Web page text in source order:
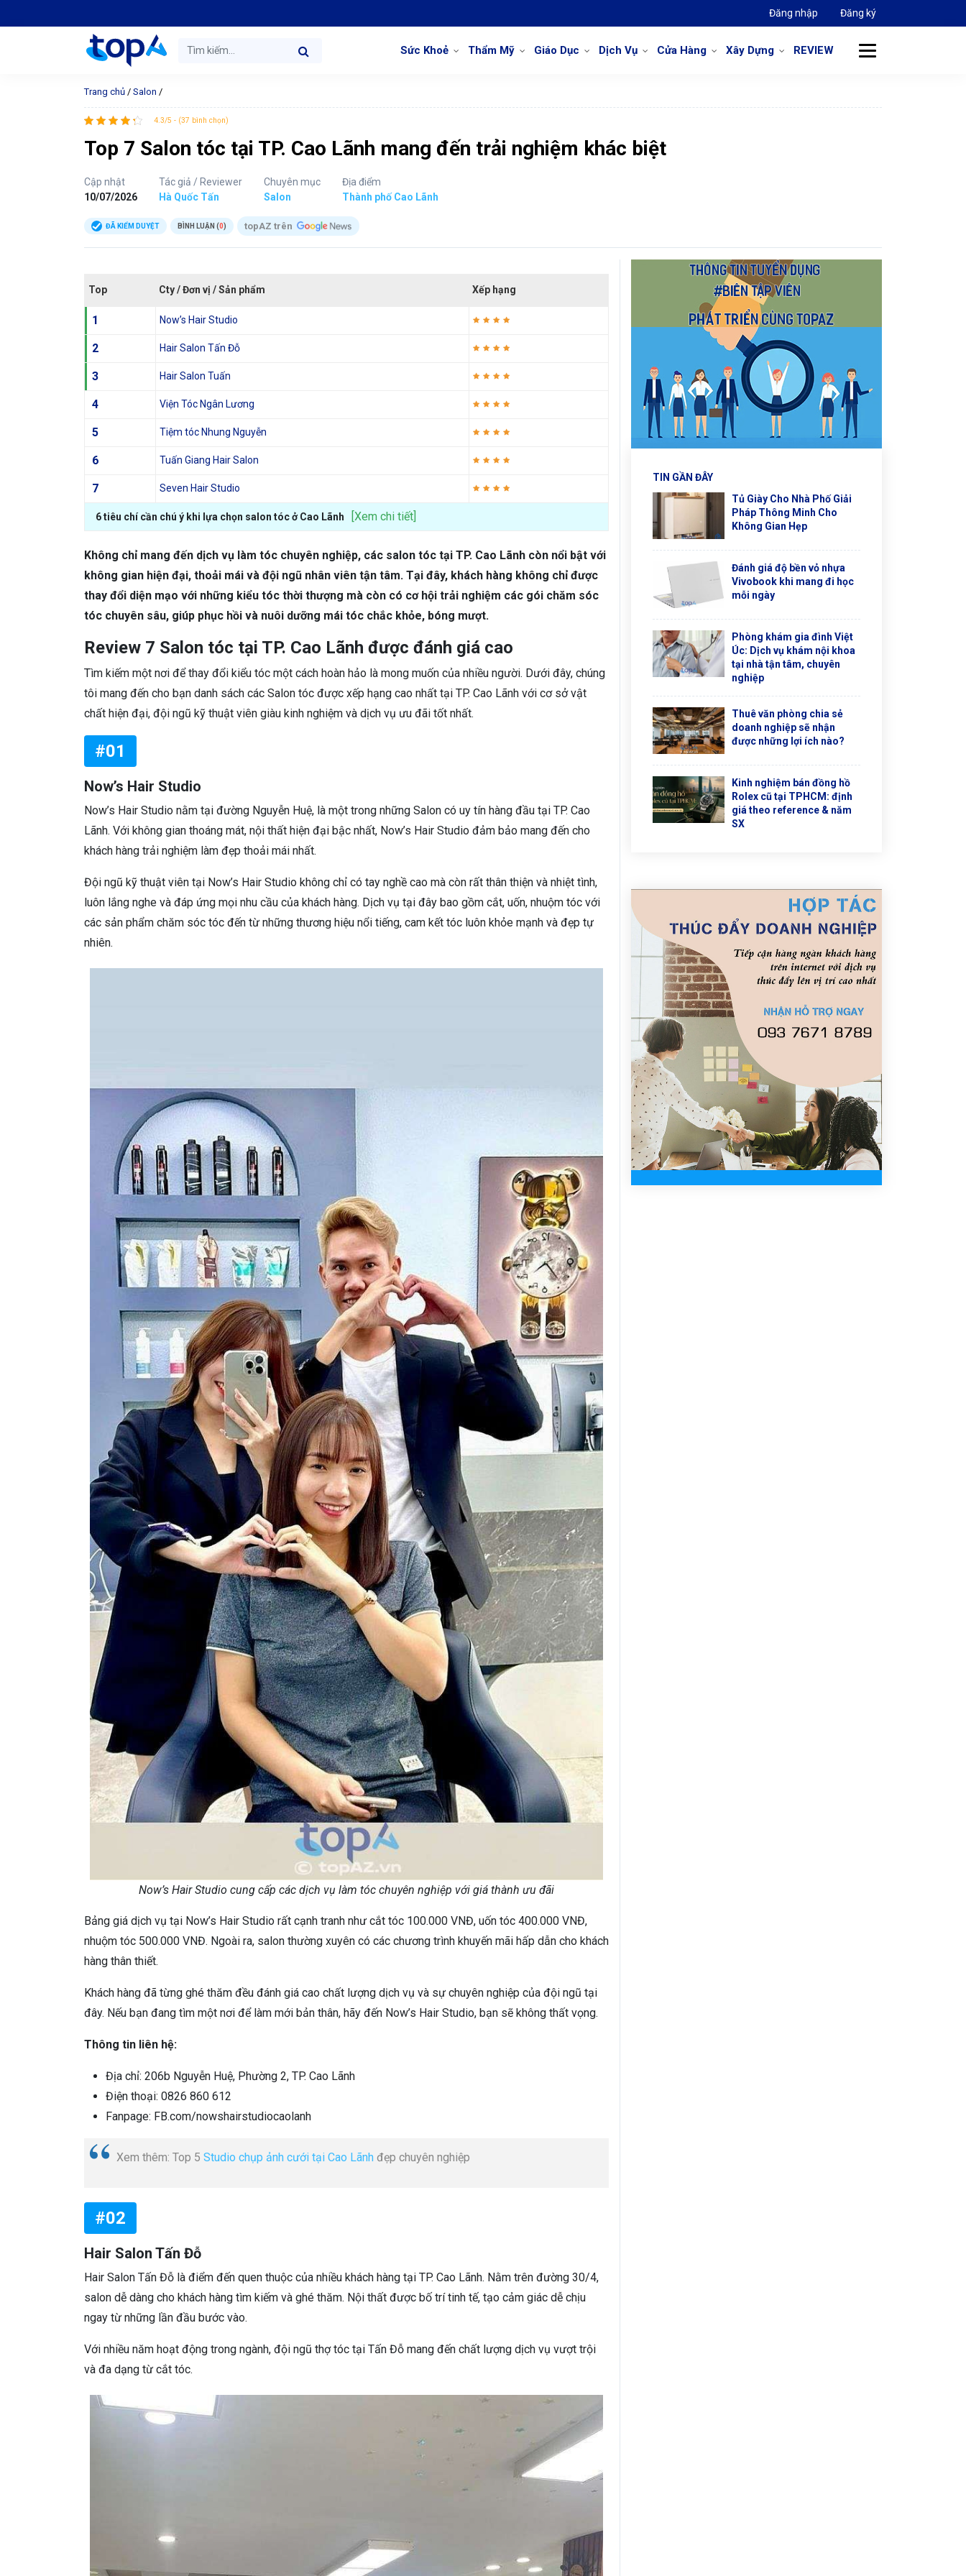
Đăng nhập Đăng ký
Sức Khoẻ Thẩm Mỹ Giáo Dục Dịch Vụ Cửa Hàng Xây Dựng REVIEW
Trang chủ / Salon /
4.3/5 - (37 bình chọn)
Top 7 Salon tóc tại TP. Cao Lãnh mang đến trải nghiệm khác biệt
Cập nhật
10/07/2026
Tác giả / Reviewer
Hà Quốc Tấn
Chuyên mục
Salon
Địa điểm
Thành phố Cao Lãnh
ĐÃ KIỂM DUYỆT BÌNH LUẬN (0) topAZ trên
Top Cty / Đơn vị / Sản phẩm Xếp hạng
1 Now’s Hair Studio
2 Hair Salon Tấn Đỗ
3 Hair Salon Tuấn
4 Viện Tóc Ngân Lương
5 Tiệm tóc Nhung Nguyễn
6 Tuấn Giang Hair Salon
7 Seven Hair Studio
6 tiêu chí cần chú ý khi lựa chọn salon tóc ở Cao Lãnh [Xem chi tiết]
Không chỉ mang đến dịch vụ làm tóc chuyên nghiệp, các salon tóc tại TP. Cao Lãnh còn nổi bật với
không gian hiện đại, thoải mái và đội ngũ nhân viên tận tâm. Tại đây, khách hàng không chỉ được
thay đổi diện mạo với những kiểu tóc thời thượng mà còn có cơ hội trải nghiệm các gói chăm sóc
tóc chuyên sâu, giúp phục hồi và nuôi dưỡng mái tóc chắc khỏe, bóng mượt.
Review 7 Salon tóc tại TP. Cao Lãnh được đánh giá cao
Tìm kiếm một nơi để thay đổi kiểu tóc một cách hoàn hảo là mong muốn của nhiều người. Dưới đây, chúng
tôi mang đến cho bạn danh sách các Salon tóc được xếp hạng cao nhất tại TP. Cao Lãnh với cơ sở vật
chất hiện đại, đội ngũ kỹ thuật viên giàu kinh nghiệm và dịch vụ ưu đãi tốt nhất.
#01
Now’s Hair Studio
Now’s Hair Studio nằm tại đường Nguyễn Huệ, là một trong những Salon có uy tín hàng đầu tại TP. Cao
Lãnh. Với không gian thoáng mát, nội thất hiện đại bậc nhất, Now’s Hair Studio đảm bảo mang đến cho
khách hàng trải nghiệm làm đẹp thoải mái nhất.
Đội ngũ kỹ thuật viên tại Now’s Hair Studio không chỉ có tay nghề cao mà còn rất thân thiện và nhiệt tình,
luôn lắng nghe và đáp ứng mọi nhu cầu của khách hàng. Dịch vụ tại đây bao gồm cắt, uốn, nhuộm tóc với
các sản phẩm chăm sóc tóc đến từ những thương hiệu nổi tiếng, cam kết tóc luôn khỏe mạnh và đẹp tự
nhiên.
Now’s Hair Studio cung cấp các dịch vụ làm tóc chuyên nghiệp với giá thành ưu đãi
Bảng giá dịch vụ tại Now’s Hair Studio rất cạnh tranh như cắt tóc 100.000 VNĐ, uốn tóc 400.000 VNĐ,
nhuộm tóc 500.000 VNĐ. Ngoài ra, salon thường xuyên có các chương trình khuyến mãi hấp dẫn cho khách
hàng thân thiết.
Khách hàng đã từng ghé thăm đều đánh giá cao chất lượng dịch vụ và sự chuyên nghiệp của đội ngũ tại
đây. Nếu bạn đang tìm một nơi để làm mới bản thân, hãy đến Now’s Hair Studio, bạn sẽ không thất vọng.
Thông tin liên hệ:
Địa chỉ: 206b Nguyễn Huệ, Phường 2, TP. Cao Lãnh
Điện thoại: 0826 860 612
Fanpage: FB.com/nowshairstudiocaolanh
Xem thêm: Top 5 Studio chụp ảnh cưới tại Cao Lãnh đẹp chuyên nghiệp
#02
Hair Salon Tấn Đỗ
Hair Salon Tấn Đỗ là điểm đến quen thuộc của nhiều khách hàng tại TP. Cao Lãnh. Nằm trên đường 30/4,
salon dễ dàng cho khách hàng tìm kiếm và ghé thăm. Nội thất được bố trí tinh tế, tạo cảm giác dễ chịu
ngay từ những lần đầu bước vào.
Với nhiều năm hoạt động trong ngành, đội ngũ thợ tóc tại Tấn Đỗ mang đến chất lượng dịch vụ vượt trội
và đa dạng từ cắt tóc.
TIN GẦN ĐÂY
Tủ Giày Cho Nhà Phố Giải
Pháp Thông Minh Cho
Không Gian Hẹp
Đánh giá độ bền vỏ nhựa
Vivobook khi mang đi học
mỗi ngày
Phòng khám gia đình Việt
Úc: Dịch vụ khám nội khoa
tại nhà tận tâm, chuyên
nghiệp
Thuê văn phòng chia sẻ
doanh nghiệp sẽ nhận
được những lợi ích nào?
Kinh nghiệm bán đồng hồ
Rolex cũ tại TPHCM: định
giá theo reference & năm
SX